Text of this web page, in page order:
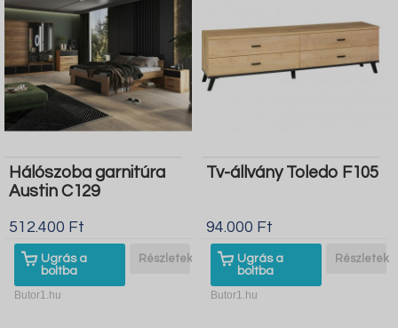
Hálószoba garnitúra
Austin C129
512.400 Ft
Ugrás a
boltba
Részletek
Butor1.hu
Tv-állvány Toledo F105
94.000 Ft
Ugrás a
boltba
Részletek
Butor1.hu